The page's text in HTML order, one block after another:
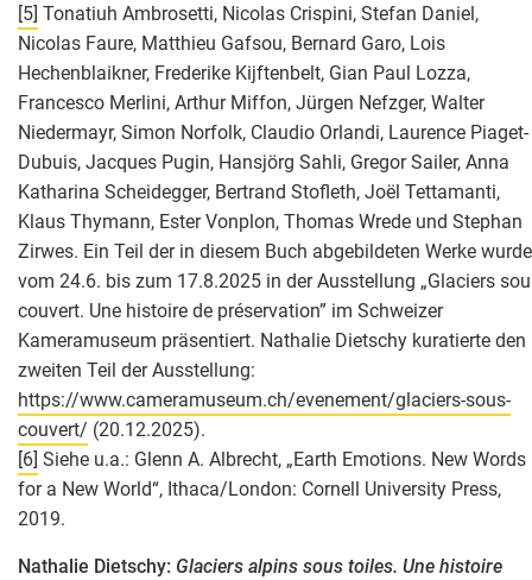
[5] Tonatiuh Ambrosetti, Nicolas Crispini, Stefan Daniel,
Nicolas Faure, Matthieu Gafsou, Bernard Garo, Lois
Hechenblaikner, Frederike Kijftenbelt, Gian Paul Lozza,
Francesco Merlini, Arthur Miffon, Jürgen Nefzger, Walter
Niedermayr, Simon Norfolk, Claudio Orlandi, Laurence Piaget-
Dubuis, Jacques Pugin, Hansjörg Sahli, Gregor Sailer, Anna
Katharina Scheidegger, Bertrand Stofleth, Joël Tettamanti,
Klaus Thymann, Ester Vonplon, Thomas Wrede und Stephan
Zirwes. Ein Teil der in diesem Buch abgebildeten Werke wurde
vom 24.6. bis zum 17.8.2025 in der Ausstellung „Glaciers
couvert. Une histoire de préservation” im Schweizer
Kameramuseum präsentiert. Nathalie Dietschy kuratierte den
zweiten Teil der Ausstellung:
https://www.cameramuseum.ch/evenement/glaciers-sous-
couvert/ (20.12.2025).
[6] Siehe u.a.: Glenn A. Albrecht, „Earth Emotions. New Words
for a New World“, Ithaca/London: Cornell University Press,
2019.
Nathalie Dietschy: Glaciers alpins sous toiles. Une histoire